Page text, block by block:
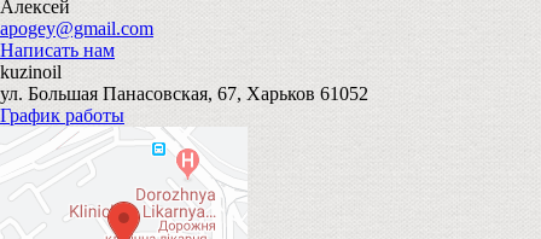
Алексей
apogey@gmail.com
Написать нам
kuzinoil
ул. Большая Панасовская, 67, Харьков 61052
График работы